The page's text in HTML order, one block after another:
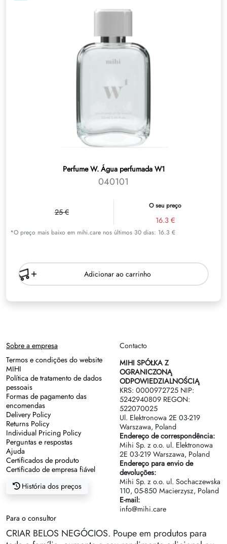
Perfume W. Água perfumada W1
040101
25 €
O seu preço
16.3 €
*O preço mais baixo em mihi.care nos últimos 30 dias: 16.3 €
Adicionar ao carrinho
Sobre a empresa
Termos e condições do website
MIHI
Política de tratamento de dados
pessoais
Formas de pagamento das
encomendas
Delivery Policy
Returns Policy
Individual Pricing Policy
Perguntas e respostas
Ajuda
Certificados de produto
Certificado de empresa fiável
História dos preços
Contacto
MIHI SPÓŁKA Z
OGRANICZONĄ
ODPOWIEDZIALNOŚCIĄ
KRS: 0000972725 NIP:
5242940809 REGON:
522070025
Ul. Elektronowa 2Е 03-219
Warszawa, Poland
Endereço de correspondência:
Mihi Sp. z o.o. ul. Elektronowa
2Е 03-219 Warszawa, Poland
Endereço para envio de
devoluções:
Mihi Sp. z o.o. ul. Sochaczewska
110, 05-850 Macierzysz, Poland
E-mail:
info@mihi.care
Para o consultor
CRIAR BELOS NEGÓCIOS. Poupe em produtos para